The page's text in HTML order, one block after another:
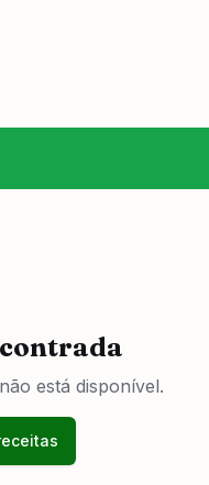
está disponível.